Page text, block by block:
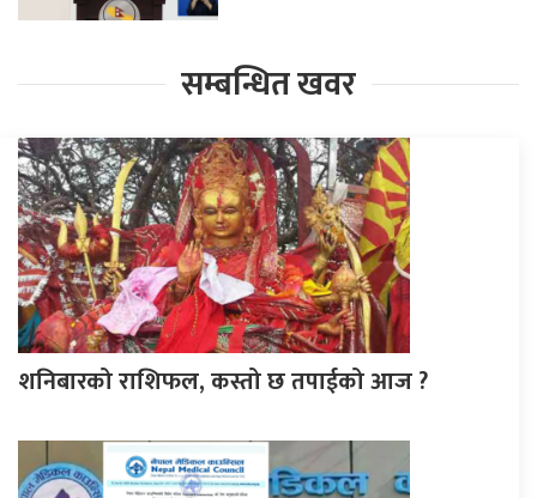
सम्बन्धित खवर
शनिबारको राशिफल, कस्तो छ तपाईको आज ?